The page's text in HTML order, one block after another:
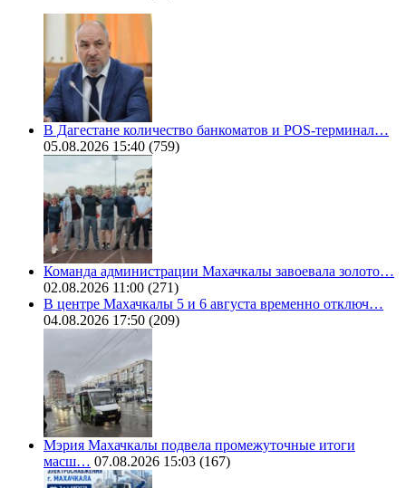
В Дагестане количество банкоматов и POS-терминал…
05.08.2026 15:40 (759)
Команда администрации Махачкалы завоевала золото…
02.08.2026 11:00 (271)
В центре Махачкалы 5 и 6 августа временно отключ…
04.08.2026 17:50 (209)
Мэрия Махачкалы подвела промежуточные итоги
масш… 07.08.2026 15:03 (167)